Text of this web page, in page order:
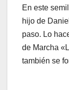
En este
hijo de
paso. Lo
de Marcha
también se